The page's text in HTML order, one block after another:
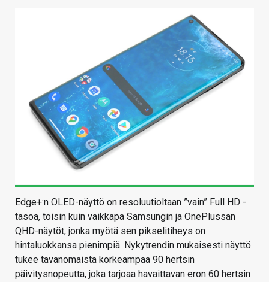
Edge+:n OLED-näyttö on resoluutioltaan ”vain” Full HD -
tasoa, toisin kuin vaikkapa Samsungin ja OnePlussan
QHD-näytöt, jonka myötä sen pikselitiheys on
hintaluokkansa pienimpiä. Nykytrendin mukaisesti näyttö
tukee tavanomaista korkeampaa 90 hertsin
päivitysnopeutta, joka tarjoaa havaittavan eron 60 hertsin